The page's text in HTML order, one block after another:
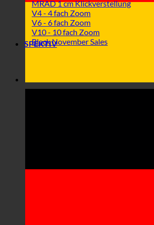
MRAD 1 cm Klickverstellung
V4 - 4 fach Zoom
V6 - 6 fach Zoom
V10 - 10 fach Zoom
Black November Sales
SPEKTIV